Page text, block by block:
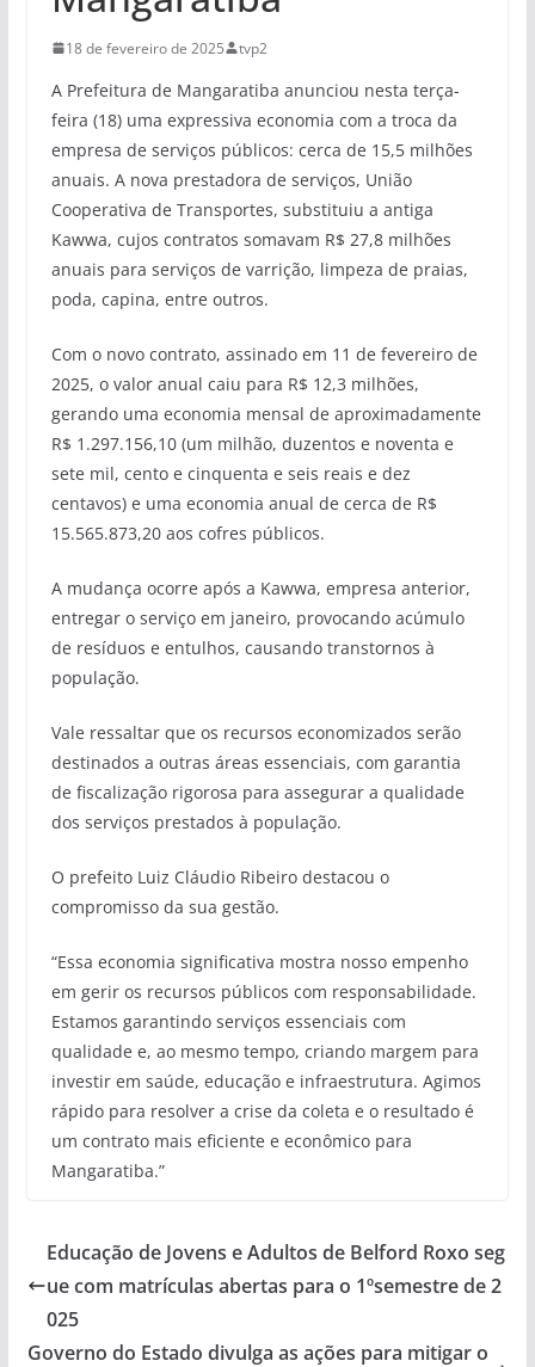
18 de fevereiro de 2025 tvp2
A Prefeitura de Mangaratiba anunciou nesta terça-
feira (18) uma expressiva economia com a troca da
empresa de serviços públicos: cerca de 15,5 milhões
anuais. A nova prestadora de serviços, União
Cooperativa de Transportes, substituiu a antiga
Kawwa, cujos contratos somavam R$ 27,8 milhões
anuais para serviços de varrição, limpeza de praias,
poda, capina, entre outros.
Com o novo contrato, assinado em 11 de fevereiro de
2025, o valor anual caiu para R$ 12,3 milhões,
gerando uma economia mensal de aproximadamente
R$ 1.297.156,10 (um milhão, duzentos e noventa e
sete mil, cento e cinquenta e seis reais e dez
centavos) e uma economia anual de cerca de R$
15.565.873,20 aos cofres públicos.
A mudança ocorre após a Kawwa, empresa anterior,
entregar o serviço em janeiro, provocando acúmulo
de resíduos e entulhos, causando transtornos à
população.
Vale ressaltar que os recursos economizados serão
destinados a outras áreas essenciais, com garantia
de fiscalização rigorosa para assegurar a qualidade
dos serviços prestados à população.
O prefeito Luiz Cláudio Ribeiro destacou o
compromisso da sua gestão.
“Essa economia significativa mostra nosso empenho
em gerir os recursos públicos com responsabilidade.
Estamos garantindo serviços essenciais com
qualidade e, ao mesmo tempo, criando margem para
investir em saúde, educação e infraestrutura. Agimos
rápido para resolver a crise da coleta e o resultado é
um contrato mais eficiente e econômico para
Mangaratiba.”
Educação de Jovens e Adultos de Belford Roxo seg
ue com matrículas abertas para o 1ºsemestre de 2
025
Governo do Estado divulga as ações para mitigar o